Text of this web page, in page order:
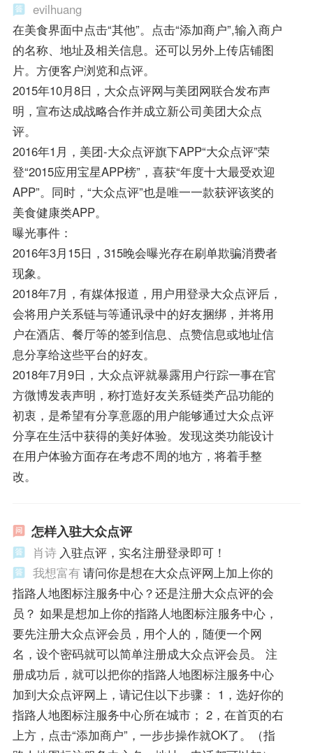
evilhuang
在美食界面中点击“其他”。点击“添加商户”,输入商户
的名称、地址及相关信息。还可以另外上传店铺图
片。方便客户浏览和点评。
2015年10月8日，大众点评网与美团网联合发布声
明，宣布达成战略合作并成立新公司美团大众点
评。
2016年1月，美团-大众点评旗下APP“大众点评”荣
登“2015应用宝星APP榜”，喜获“年度十大最受欢迎
APP”。同时，“大众点评”也是唯一一款获评该奖的
美食健康类APP。
曝光事件：
2016年3月15日，315晚会曝光存在刷单欺骗消费者
现象。
2018年7月，有媒体报道，用户用登录大众点评后，
会将用户关系链与等通讯录中的好友捆绑，并将用
户在酒店、餐厅等的签到信息、点赞信息或地址信
息分享给这些平台的好友。
2018年7月9日，大众点评就暴露用户行踪一事在官
方微博发表声明，称打造好友关系链类产品功能的
初衷，是希望有分享意愿的用户能够通过大众点评
分享在生活中获得的美好体验。发现这类功能设计
在用户体验方面存在考虑不周的地方，将着手整
改。
怎样入驻大众点评
肖诗 入驻点评，实名注册登录即可！
我想富有 请问你是想在大众点评网上加上你的
指路人地图标注服务中心？还是注册大众点评的会
员？ 如果是想加上你的指路人地图标注服务中心，
要先注册大众点评会员，用个人的，随便一个网
名，设个密码就可以简单注册成大众点评会员。 注
册成功后，就可以把你的指路人地图标注服务中心
加到大众点评网上，请记住以下步骤： 1，选好你的
指路人地图标注服务中心所在城市； 2，在首页的右
上方，点击“添加商户”，一步步操作就OK了。（指